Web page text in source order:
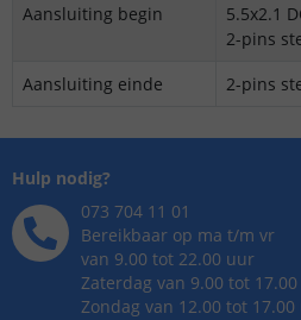
Aansluiting begin
5.5x2.1
2-pins
Aansluiting einde
2-pins
Hulp nodig?
073 704 11 01
Bereikbaar op ma t/m vr
van 9.00 tot 22.00 uur
Zaterdag van 9.00 tot
Zondag van 12.00 tot